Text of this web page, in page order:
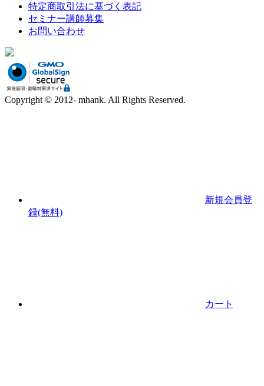
特定商取引法に基づく表記
セミナー講師募集
お問い合わせ
Copyright © 2012- mhank. All Rights Reserved.
新規会員登
録(無料)
カート